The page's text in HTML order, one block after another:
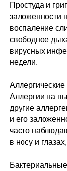
Простуда и
заложенности
воспаление
свободное
вирусных
недели.
Аллергические
Аллергии на
другие
и его
часто
в носу и